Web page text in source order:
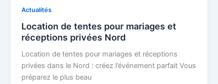
Actualités
Location de tentes pour mariages et
réceptions privées Nord
Location de tentes pour mariages et réceptions
privées dans le Nord : créez l’événement parfait Vous
préparez le plus beau